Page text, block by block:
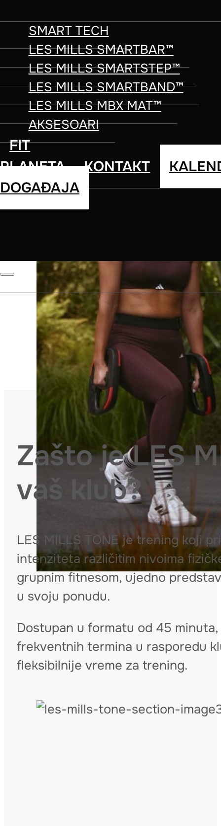
SMART TECH
LES MILLS SMARTBAR™
LES MILLS SMARTSTEP™
LES MILLS SMARTBAND™
LES MILLS MBX MAT™
AKSESOARI
FIT
PLANETA
KONTAKT
DOGAĐAJA
LES MILLS TONE instruktore
trenerima koji žele da obogate
drugima da ostvare svoje fitnes
ličnom i profesionalnom napretku.
Zašto je LES
vaš klub?
LES MILLS TONE je trening koji
intenziteta različitim nivoima
grupnim fitnesom, ujedno
u svoju ponudu.
Dostupan u formatu od 45
frekventnih termina u rasporedu
fleksibilnije vreme za trening.